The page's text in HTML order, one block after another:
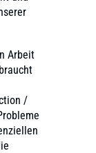
Arbeit
/